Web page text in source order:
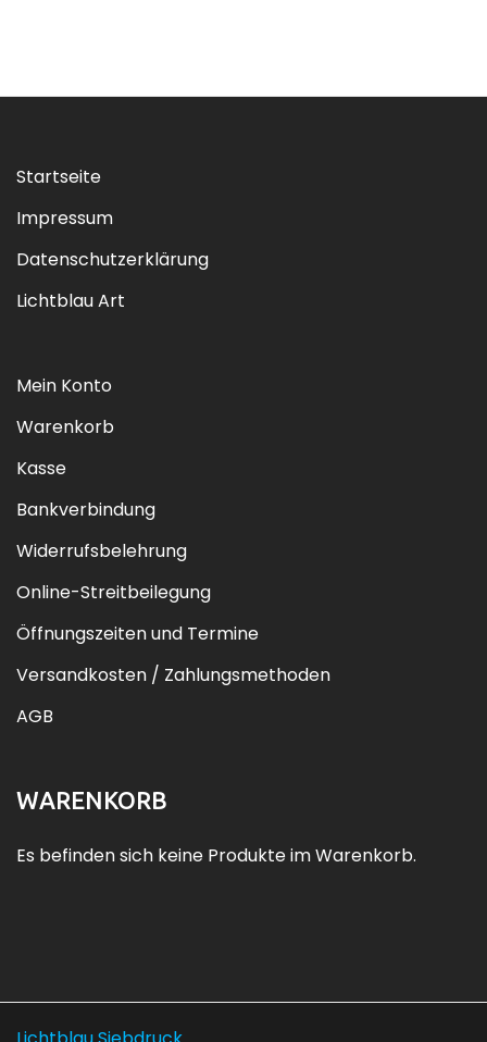
Startseite
Impressum
Datenschutzerklärung
Lichtblau Art
Mein Konto
Warenkorb
Kasse
Bankverbindung
Widerrufsbelehrung
Online-Streitbeilegung
Öffnungszeiten und Termine
Versandkosten / Zahlungsmethoden
AGB
WARENKORB
Es befinden sich keine Produkte im Warenkorb.